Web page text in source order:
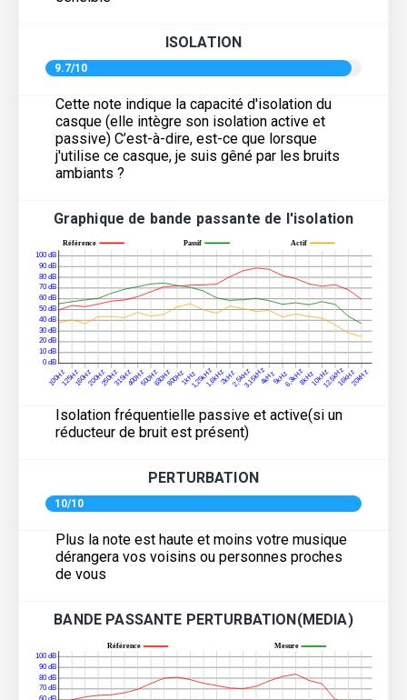
ISOLATION
9.7/10
Cette note indique la capacité d'isolation du
casque (elle intègre son isolation active et
passive) C’est-à-dire, est-ce que lorsque
j'utilise ce casque, je suis gêné par les bruits
ambiants ?
Graphique de bande passante de l'isolation
Isolation fréquentielle passive et active(si un
réducteur de bruit est présent)
PERTURBATION
10/10
Plus la note est haute et moins votre musique
dérangera vos voisins ou personnes proches
de vous
BANDE PASSANTE PERTURBATION(MEDIA)